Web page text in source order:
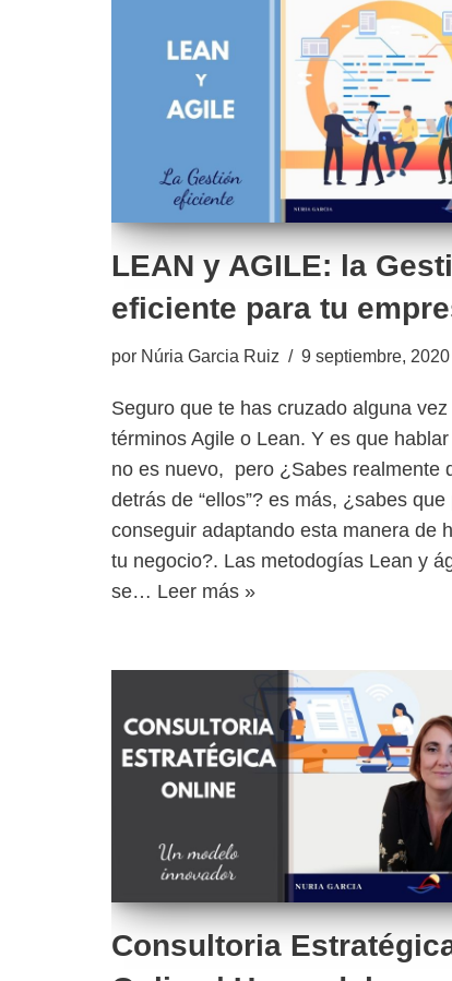
LEAN y AGILE: la
eficiente para tu
por Núria Garcia Ruiz 9 septiembre, 2020
Seguro que te has cruzado alguna
términos Agile o Lean. Y es que
no es nuevo, pero ¿Sabes realmente
detrás de “ellos”? es más, ¿sabes que
conseguir adaptando esta manera de
tu negocio?. Las metodogías Lean y
se… Leer más »
Consultoria